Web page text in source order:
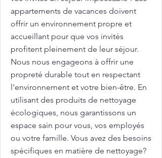
appartements de vacances doivent
offrir un environnement propre et
accueillant pour que vos invités
profitent pleinement de leur séjour.
Nous nous engageons à offrir une
propreté durable tout en respectant
l'environnement et votre bien-être. En
utilisant des produits de nettoyage
écologiques, nous garantissons un
espace sain pour vous, vos employés
ou votre famille. Vous avez des besoins
spécifiques en matière de nettoyage?